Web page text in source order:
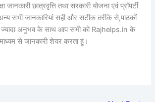
जानकारी छात्रवृत्ति तथा सरकारी योजना एवं प्रॉपर्टी
सभी जानकारियां सही और सटीक तरीके से,पाठकों
ज्यादा अनुभव के साथ आप सभी को Rajhelps.in के
माध्यम से जानकारी शेयर करता हूं।